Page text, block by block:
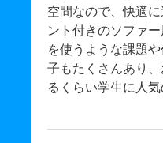
空間なので、快適
ント付きのソファ
を使うような課題
子もたくさんあり
るくらい学生に人気